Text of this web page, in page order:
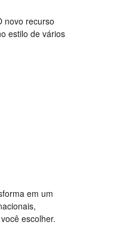
novo recurso
estilo de vários
em um
escolher.